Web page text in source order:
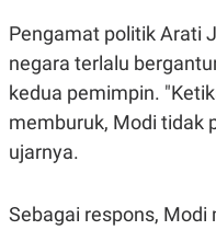
P
S
A
D
I
M
A
G
E
S
Pengamat politik Arati
negara terlalu
kedua pemimpin.
memburuk, Modi tidak
ujarnya.
Sebagai respons,